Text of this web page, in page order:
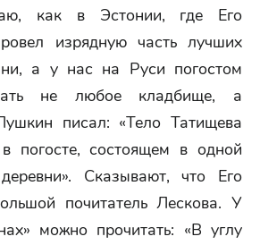
как в Эстонии, где Его
изрядную часть лучших
а у нас на Руси погостом
не любое кладбище, а
писал: «Тело Татищева
погосте, состоящем в одной
Сказывают, что Его
почитатель Лескова. У
можно прочитать: «В углу